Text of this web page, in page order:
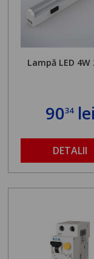
Lampă LED 4W
9034lei
DETALII